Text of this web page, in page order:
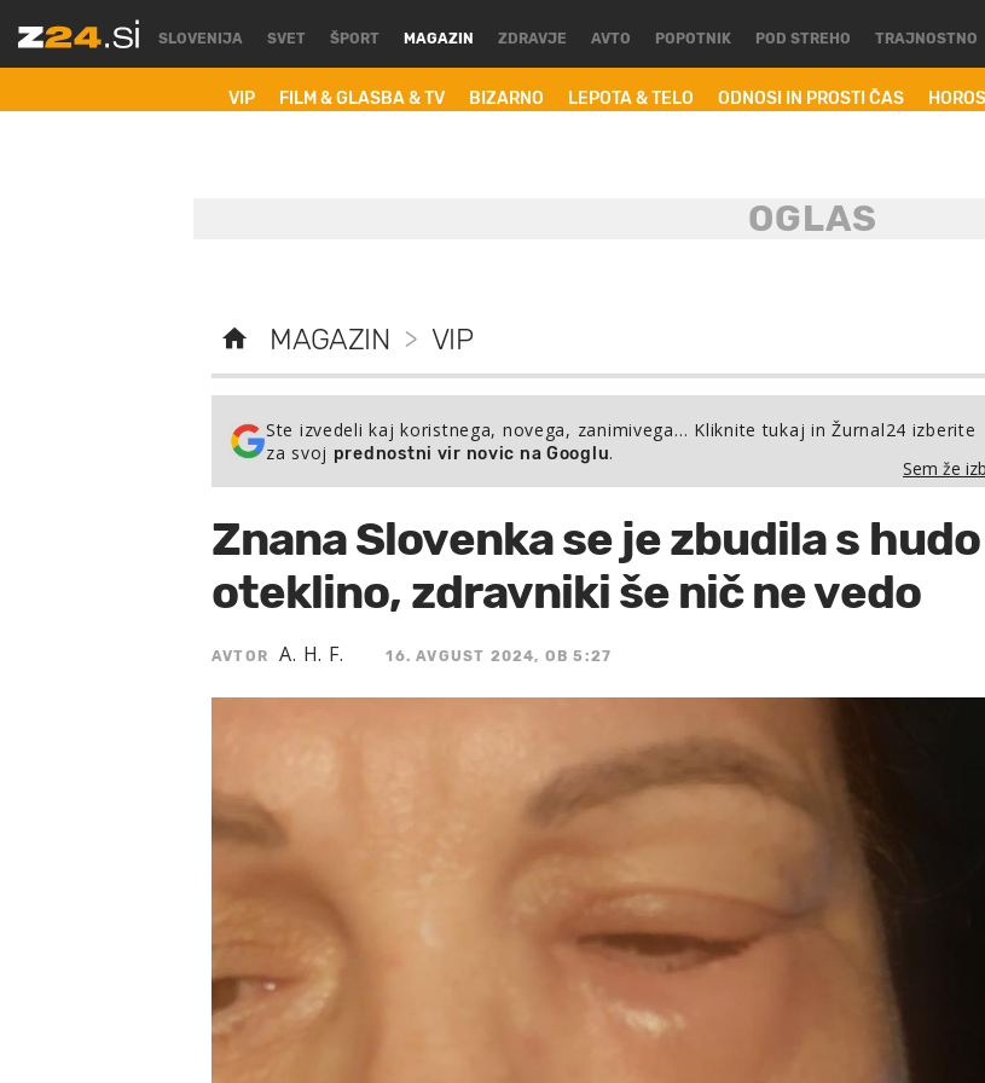
SLOVENIJA SVET ŠPORT MAGAZIN
VIP FILM & GLASBA & TV BIZARNO LEPOTA & TELO ODNOSI IN PROSTI ČAS
ZDRAVJE AVTO POPOTNIK POD STREHO TRAJNOSTNO
MAGAZIN > VIP
Ste izvedeli kaj koristnega, novega, zanimivega… Kliknite tukaj in Žurnal24 izberite
za svoj prednostni vir novic na Googlu.
Sem že
Znana Slovenka se je zbudila s hudo
oteklino, zdravniki še nič ne vedo
AVTOR A. H. F. 16. AVGUST 2024, OB 5:27